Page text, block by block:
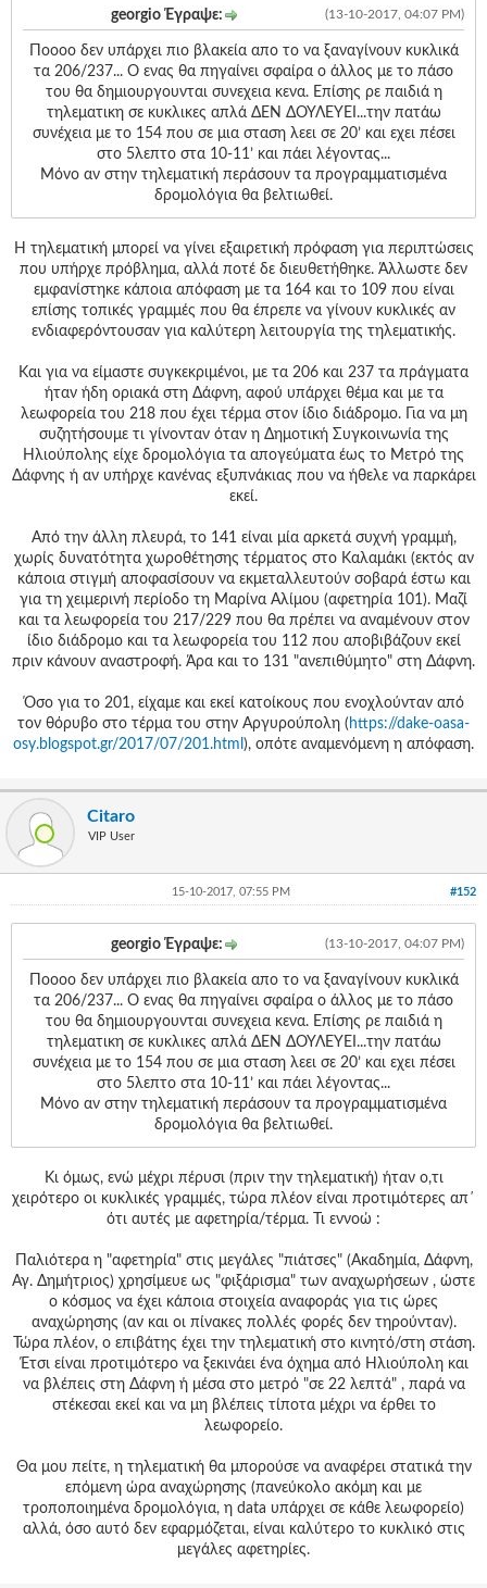
-
Επισκέπτη!
Σύνδεση
Εγγραφή
(13-10-2017, 04:07 PM)
georgio Έγραψε:
Ποοοο δεν υπάρχει πιο βλακεία απο το να ξαναγίνουν κυκλικά
τα 206/237... Ο ενας θα πηγαίνει σφαίρα ο άλλος με το πάσο
του θα δημιουργουνται συνεχεια κενα. Επίσης ρε παιδιά η
τηλεματικη σε κυκλικες απλά ΔΕΝ ΔΟΥΛΕΥΕΙ...την πατάω
συνέχεια με το 154 που σε μια σταση λεει σε 20’ και εχει πέσει
στο 5λεπτο στα 10-11’ και πάει λέγοντας...
Μόνο αν στην τηλεματική περάσουν τα προγραμματισμένα
δρομολόγια θα βελτιωθεί.
Η τηλεματική μπορεί να γίνει εξαιρετική πρόφαση για περιπτώσεις
που υπήρχε πρόβλημα, αλλά ποτέ δε διευθετήθηκε. Άλλωστε δεν
εμφανίστηκε κάποια απόφαση με τα 164 και το 109 που είναι
επίσης τοπικές γραμμές που θα έπρεπε να γίνουν κυκλικές αν
ενδιαφερόντουσαν για καλύτερη λειτουργία της τηλεματικής.
Και για να είμαστε συγκεκριμένοι, με τα 206 και 237 τα πράγματα
ήταν ήδη οριακά στη Δάφνη, αφού υπάρχει θέμα και με τα
λεωφορεία του 218 που έχει τέρμα στον ίδιο διάδρομο. Για να μη
συζητήσουμε τι γίνονταν όταν η Δημοτική Συγκοινωνία της
Ηλιούπολης είχε δρομολόγια τα απογεύματα έως το Μετρό της
Δάφνης ή αν υπήρχε κανένας εξυπνάκιας που να ήθελε να παρκάρει
εκεί.
Από την άλλη πλευρά, το 141 είναι μία αρκετά συχνή γραμμή,
χωρίς δυνατότητα χωροθέτησης τέρματος στο Καλαμάκι (εκτός αν
κάποια στιγμή αποφασίσουν να εκμεταλλευτούν σοβαρά έστω και
για τη χειμερινή περίοδο τη Μαρίνα Αλίμου (αφετηρία 101). Μαζί
και τα λεωφορεία του 217/229 που θα πρέπει να αναμένουν στον
ίδιο διάδρομο και τα λεωφορεία του 112 που αποβιβάζουν εκεί
πριν κάνουν αναστροφή. Άρα και το 131 "ανεπιθύμητο" στη Δάφνη.
Όσο για το 201, είχαμε και εκεί κατοίκους που ενοχλούνταν από
τον θόρυβο στο τέρμα του στην Αργυρούπολη ( https://dake-oasa-
osy.blogspot.gr/2017/07/201.html ), οπότε αναμενόμενη η απόφαση.
Citaro
VIP User
#152
15-10-2017, 07:55 PM
(13-10-2017, 04:07 PM)
georgio Έγραψε:
Ποοοο δεν υπάρχει πιο βλακεία απο το να ξαναγίνουν κυκλικά
τα 206/237... Ο ενας θα πηγαίνει σφαίρα ο άλλος με το πάσο
του θα δημιουργουνται συνεχεια κενα. Επίσης ρε παιδιά η
τηλεματικη σε κυκλικες απλά ΔΕΝ ΔΟΥΛΕΥΕΙ...την πατάω
συνέχεια με το 154 που σε μια σταση λεει σε 20’ και εχει πέσει
στο 5λεπτο στα 10-11’ και πάει λέγοντας...
Μόνο αν στην τηλεματική περάσουν τα προγραμματισμένα
δρομολόγια θα βελτιωθεί.
Kι όμως, ενώ μέχρι πέρυσι (πριν την τηλεματική) ήταν ο,τι
χειρότερο οι κυκλικές γραμμές, τώρα πλέον είναι προτιμότερες απ΄
ότι αυτές με αφετηρία/τέρμα. Τι εννοώ :
Παλιότερα η "αφετηρία" στις μεγάλες "πιάτσες" (Ακαδημία, Δάφνη,
Αγ. Δημήτριος) χρησίμευε ως "φιξάρισμα" των αναχωρήσεων , ώστε
ο κόσμος να έχει κάποια στοιχεία αναφοράς για τις ώρες
αναχώρησης (αν και οι πίνακες πολλές φορές δεν τηρούνταν).
Τώρα πλέον, ο επιβάτης έχει την τηλεματική στο κινητό/στη στάση.
Έτσι είναι προτιμότερο να ξεκινάει ένα όχημα από Ηλιούπολη και
να βλέπεις στη Δάφνη ή μέσα στο μετρό "σε 22 λεπτά" , παρά να
στέκεσαι εκεί και να μη βλέπεις τίποτα μέχρι να έρθει το
λεωφορείο.
Θα μου πείτε, η τηλεματική θα μπορούσε να αναφέρει στατικά την
επόμενη ώρα αναχώρησης (πανεύκολο ακόμη και με
τροποποιημένα δρομολόγια, η data υπάρχει σε κάθε λεωφορείο)
αλλά, όσο αυτό δεν εφαρμόζεται, είναι καλύτερο το κυκλικό στις
μεγάλες αφετηρίες.